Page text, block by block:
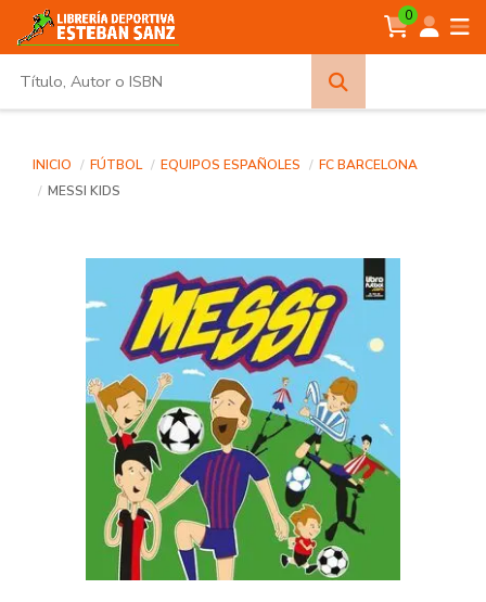
0
INICIO FÚTBOL EQUIPOS ESPAÑOLES
FC BARCELONA
MESSI KIDS